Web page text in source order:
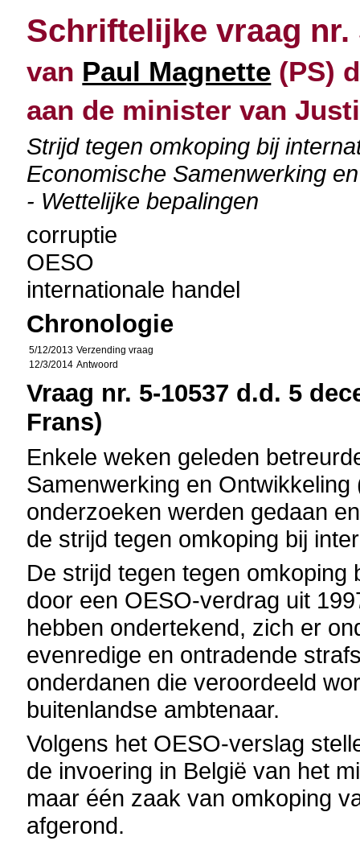
Schriftelijke vraag nr.
van Paul Magnette (PS)
aan de minister van
Strijd tegen omkoping bij
Economische Samenwerking
- Wettelijke bepalingen
corruptie
OESO
internationale handel
Chronologie
5/12/2013 Verzending vraag
12/3/2014 Antwoord
Vraag nr. 5-10537 d.d. 5
Frans)
Enkele weken geleden
Samenwerking en
onderzoeken werden gedaan
de strijd tegen omkoping bij
De strijd tegen tegen
door een OESO-verdrag uit
hebben ondertekend, zich er
evenredige en ontradende
onderdanen die veroordeeld
buitenlandse ambtenaar.
Volgens het OESO-verslag
de invoering in België van het
maar één zaak van omkoping
afgerond.